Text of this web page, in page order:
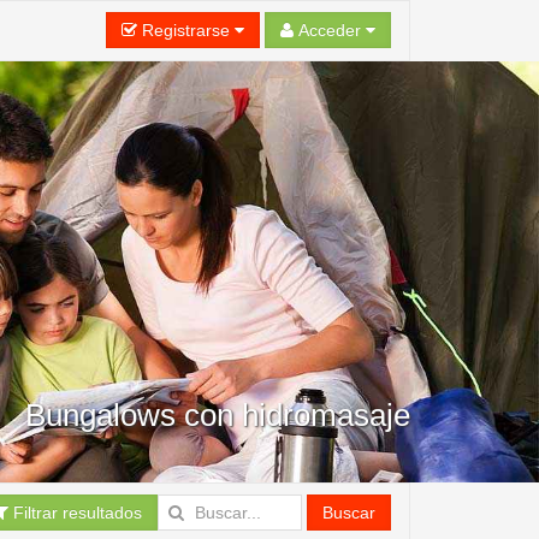
Registrarse Acceder
Bungalows con hidromasaje
Filtrar resultados Buscar